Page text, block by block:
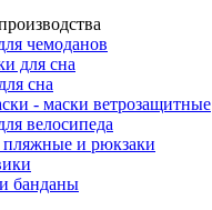
чемоданов
для сна
сна
- маски ветрозащитные
велосипеда
и рюкзаки
банданы